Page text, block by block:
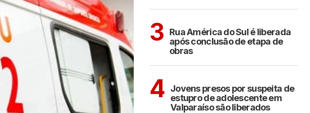
3 Rua América do Sul é liberada
após conclusão de etapa de
obras
4
Jovens presos por suspeita de
estupro de adolescente em
Valparaíso são liberados